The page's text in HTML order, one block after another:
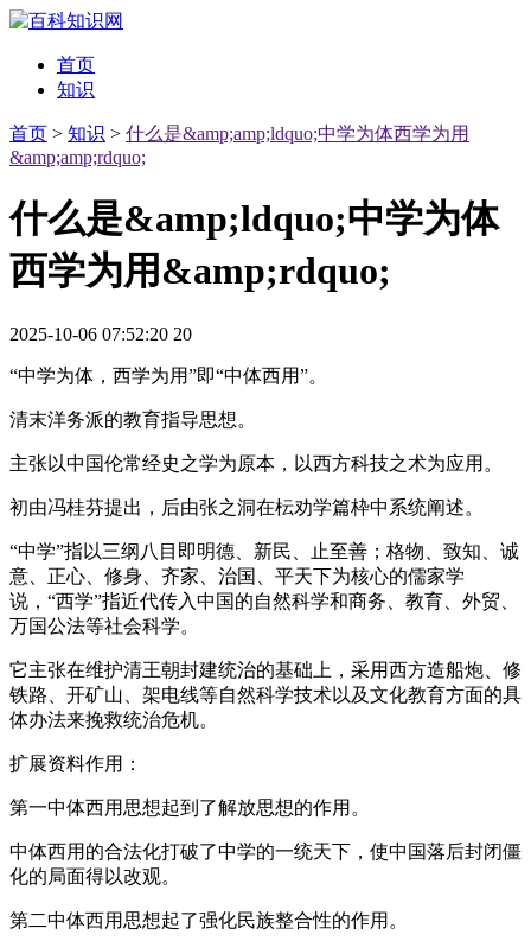
首页
知识
首页 > 知识 > 什么是&amp;amp;ldquo;中学为体西学为用
&amp;amp;rdquo;
什么是&amp;ldquo;中学为体
西学为用&amp;rdquo;
2025-10-06 07:52:20 20
“中学为体，西学为用”即“中体西用”。
清末洋务派的教育指导思想。
主张以中国伦常经史之学为原本，以西方科技之术为应用。
初由冯桂芬提出，后由张之洞在枟劝学篇枠中系统阐述。
“中学”指以三纲八目即明德、新民、止至善；格物、致知、诚
意、正心、修身、齐家、治国、平天下为核心的儒家学
说，“西学”指近代传入中国的自然科学和商务、教育、外贸、
万国公法等社会科学。
它主张在维护清王朝封建统治的基础上，采用西方造船炮、修
铁路、开矿山、架电线等自然科学技术以及文化教育方面的具
体办法来挽救统治危机。
扩展资料作用：
第一中体西用思想起到了解放思想的作用。
中体西用的合法化打破了中学的一统天下，使中国落后封闭僵
化的局面得以改观。
第二中体西用思想起了强化民族整合性的作用。